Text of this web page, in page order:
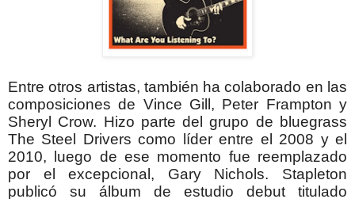
Entre otros artistas, también ha colaborado en las
composiciones de Vince Gill, Peter Frampton y
Sheryl Crow. Hizo parte del grupo de bluegrass
The Steel Drivers como líder entre el 2008 y el
2010, luego de ese momento fue reemplazado
por el excepcional, Gary Nichols. Stapleton
publicó su álbum de estudio debut titulado